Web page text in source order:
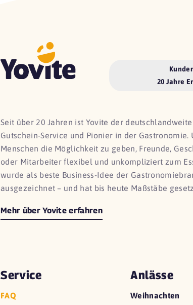
20 Jahre
Seit über 20 Jahren ist Yovite der
Gutschein-Service und Pionier in der Gastronomie.
Menschen die Möglichkeit zu geben, Freunde,
oder Mitarbeiter flexibel und unkompliziert zum
wurde als beste Business-Idee der
ausgezeichnet – und hat bis heute Maßstäbe
Mehr über Yovite erfahren
Service
FAQ
Anlässe
Weihnachten